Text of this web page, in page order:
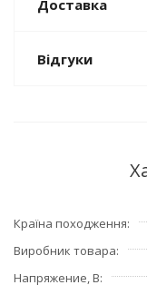
Доставка
Відгуки
Країна походження
Виробник товара
Напряжение, В